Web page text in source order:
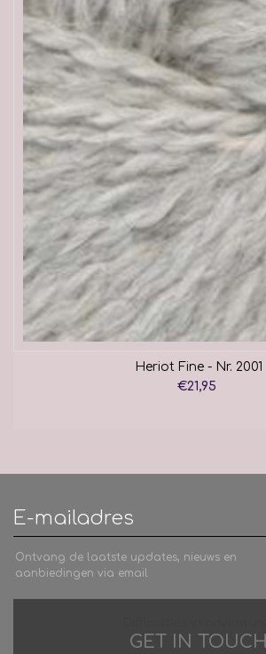
Heriot Fine - Nr. 2001
€21,95
Ontvang de laatste updates, nieuws en
aanbiedingen via email
GET IN TOUCH